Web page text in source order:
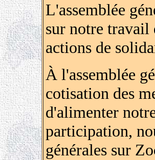
L'assemblée
sur notre travail
actions de
À l'assemblée
cotisation des
d'alimenter
participation,
générales sur